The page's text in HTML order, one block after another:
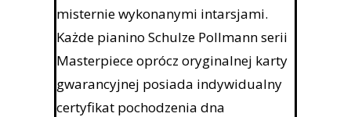
misternie wykonanymi intarsjami.
Każde pianino Schulze Pollmann serii
Masterpiece oprócz oryginalnej karty
gwarancyjnej posiada indywidualny
certyfikat pochodzenia dna